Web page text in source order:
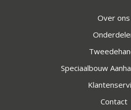
Over ons
Speciaalbouw
Contact